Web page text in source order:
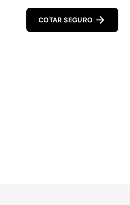
COTAR SEGURO